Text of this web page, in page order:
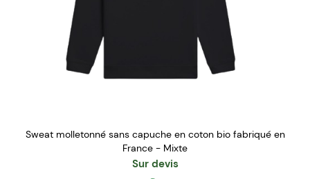
Sweat molletonné sans capuche en coton bio fabriqué en
France - Mixte
Sur devis